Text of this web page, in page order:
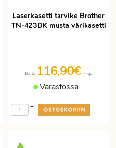
Laserkasetti tarvike Brother
TN-423BK musta värikasetti
Hinta 116,90€ / kpl
Varastossa
-
+